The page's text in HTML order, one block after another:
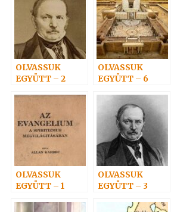
OLVASSUK
EGYÜTT – 2
OLVASSUK
EGYÜTT – 6
OLVASSUK
EGYÜTT – 1
OLVASSUK
EGYÜTT – 3